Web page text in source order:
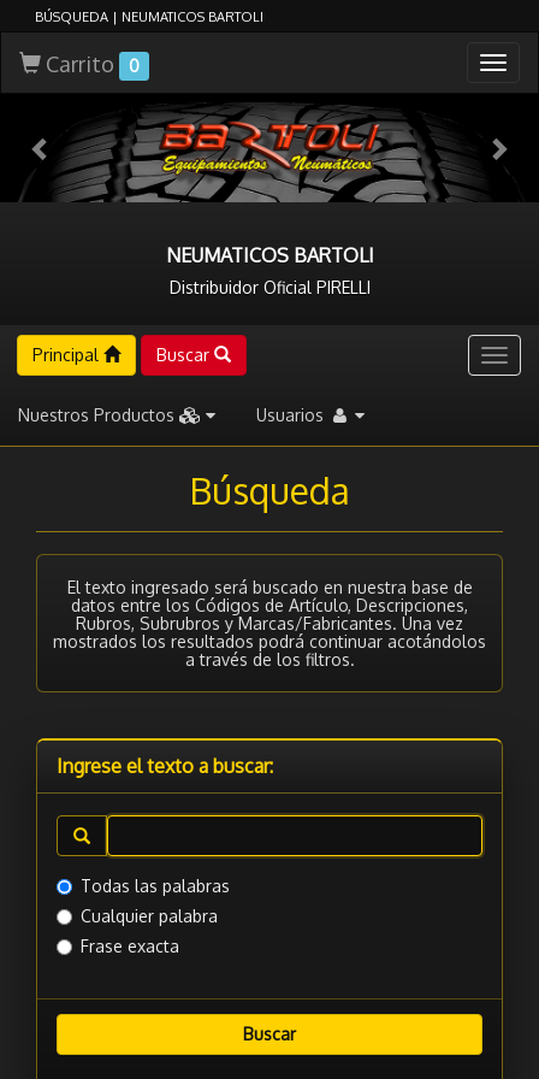
BÚSQUEDA | NEUMATICOS BARTOLI
Carrito 0
NEUMATICOS BARTOLI
Distribuidor Oficial PIRELLI
Principal Buscar
Nuestros Productos Usuarios
Búsqueda
El texto ingresado será buscado en nuestra base de
datos entre los Códigos de Artículo, Descripciones,
Rubros, Subrubros y Marcas/Fabricantes. Una vez
mostrados los resultados podrá continuar acotándolos
a través de los filtros.
Ingrese el texto a buscar:
Todas las palabras
Cualquier palabra
Frase exacta